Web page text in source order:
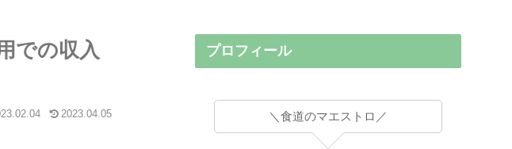
での収入
2023.04.05
プロフィール
＼食道のマエストロ／